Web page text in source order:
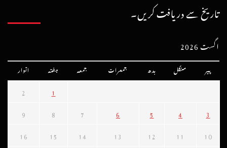
تاریخ سے دریافت کریں۔
اگست 2026
پیر منگل بدھ جمعرات جمعہ ہفتہ اتوار
1
2
3
4
5
6
7
8
9
10
11
12
13
14
15
16